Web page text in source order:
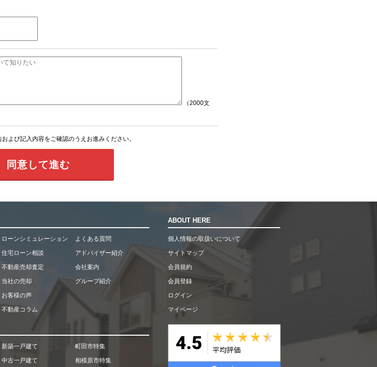
（2000文
｣および記入内容をご確認のうえお進みください。
ローンシミュレーション
住宅ローン相談
不動産売却査定
当社の売却
お客様の声
不動産コラム
よくある質問
アドバイザー紹介
会社案内
グループ紹介
新築一戸建て
中古一戸建て
町田市特集
相模原市特集
ABOUT HERE
個人情報の取扱いについて
サイトマップ
会員規約
会員登録
ログイン
マイページ